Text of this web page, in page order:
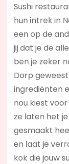
Sushi
hun intrek in
een op de
jij dat je de
ben je zeker
Dorp
ingrediënten
nou kiest
ze laten het
gesmaakt
en laat je
kok die jouw